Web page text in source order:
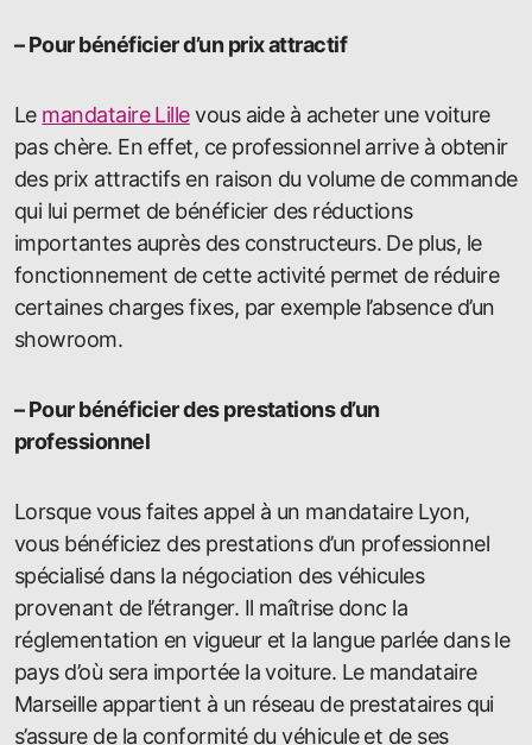
– Pour bénéficier d’un prix attractif
Le mandataire Lillevous aide à acheter une voiture
pas chère. En effet, ce professionnel arrive à obtenir
des prix attractifs en raison du volume de commande
qui lui permet de bénéficier des réductions
importantes auprès des constructeurs. De plus, le
fonctionnement de cette activité permet de réduire
certaines charges fixes, par exemple l’absence d’un
showroom.
– Pour bénéficier des prestations d’un
professionnel
Lorsque vous faites appel à un mandataire Lyon,
vous bénéficiez des prestations d’un professionnel
spécialisé dans la négociation des véhicules
provenant de l’étranger. Il maîtrise donc la
réglementation en vigueur et la langue parlée dans le
pays d’où sera importée la voiture. Le mandataire
Marseille appartient à un réseau de prestataires qui
s’assure de la conformité du véhicule et de ses